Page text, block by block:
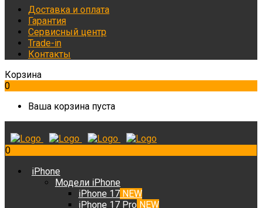
Доставка и оплата
Гарантия
Сервисный центр
Trade-in
Контакты
Корзина
0
Ваша корзина пуста
0
iPhone
Модели iPhone
iPhone 17 NEW
iPhone 17 Pro NEW